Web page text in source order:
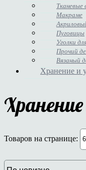
Тканевые
Макраме
Пуговицы
Уголки
Прочий
Вязаный
Хранение и
Товаров на странице: